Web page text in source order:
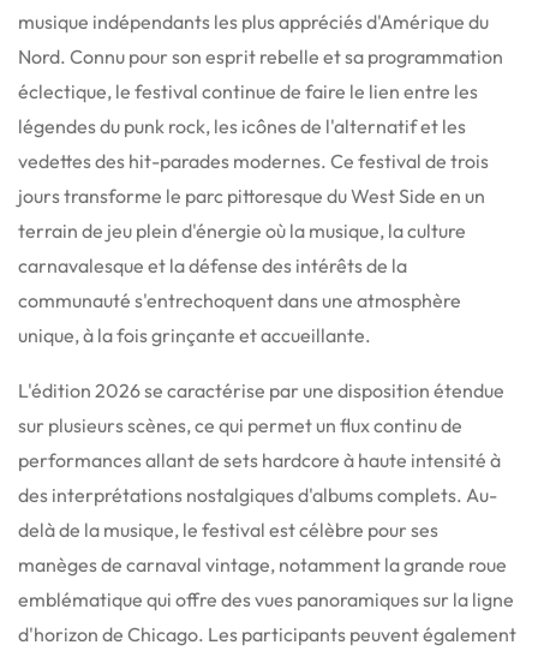
musique indépendants les plus appréciés d'Amérique du
Nord. Connu pour son esprit rebelle et sa programmation
éclectique, le festival continue de faire le lien entre les
légendes du punk rock, les icônes de l'alternatif et les
vedettes des hit-parades modernes. Ce festival de trois
jours transforme le parc pittoresque du West Side en un
terrain de jeu plein d'énergie où la musique, la culture
carnavalesque et la défense des intérêts de la
communauté s'entrechoquent dans une atmosphère
unique, à la fois grinçante et accueillante.
L'édition 2026 se caractérise par une disposition étendue
sur plusieurs scènes, ce qui permet un flux continu de
performances allant de sets hardcore à haute intensité à
des interprétations nostalgiques d'albums complets. Au-
delà de la musique, le festival est célèbre pour ses
manèges de carnaval vintage, notamment la grande roue
emblématique qui offre des vues panoramiques sur la ligne
d'horizon de Chicago. Les participants peuvent également